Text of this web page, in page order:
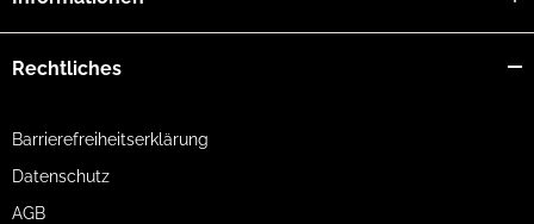
Rechtliches
Barrierefreiheitserklärung
Datenschutz
AGB